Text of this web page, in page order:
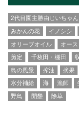
2代目園主勝由じいちゃん
みかんの花
イノシシ
オリーブオイル
オー
剪定
千枚田・棚田
島の風景
搾油 摘果
水分補給
海 漁師
野鳥
開墾 除草